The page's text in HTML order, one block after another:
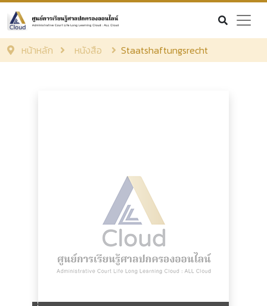
หน้าหลัก หนังสือ Staatshaftungsrecht